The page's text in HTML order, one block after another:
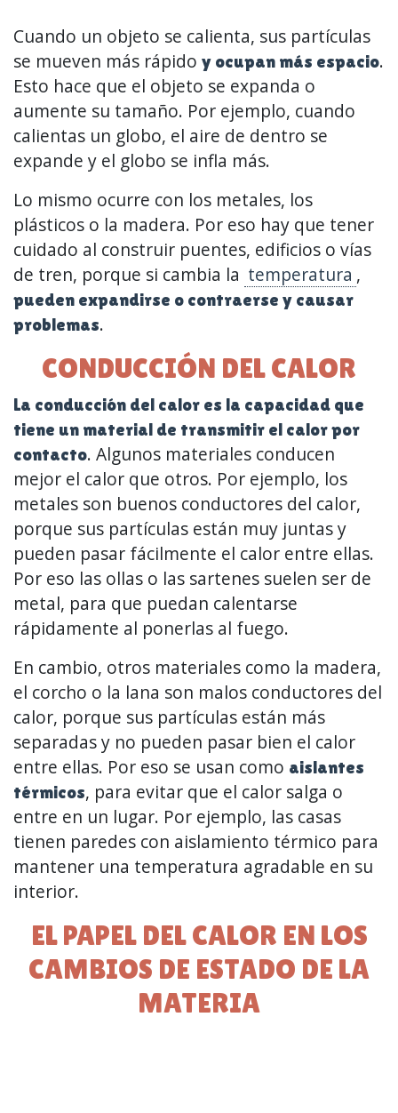
Cuando un objeto se calienta, sus partículas
se mueven más rápido y ocupan más espacio.
Esto hace que el objeto se expanda o
aumente su tamaño. Por ejemplo, cuando
calientas un globo, el aire de dentro se
expande y el globo se infla más.
Lo mismo ocurre con los metales, los
plásticos o la madera. Por eso hay que tener
cuidado al construir puentes, edificios o vías
de tren, porque si cambia la temperatura ,
pueden expandirse o contraerse y causar
problemas.
CONDUCCIÓN DEL CALOR
La conducción del calor es la capacidad que
tiene un material de transmitir el calor por
contacto. Algunos materiales conducen
mejor el calor que otros. Por ejemplo, los
metales son buenos conductores del calor,
porque sus partículas están muy juntas y
pueden pasar fácilmente el calor entre ellas.
Por eso las ollas o las sartenes suelen ser de
metal, para que puedan calentarse
rápidamente al ponerlas al fuego.
En cambio, otros materiales como la madera,
el corcho o la lana son malos conductores del
calor, porque sus partículas están más
separadas y no pueden pasar bien el calor
entre ellas. Por eso se usan como aislantes
térmicos, para evitar que el calor salga o
entre en un lugar. Por ejemplo, las casas
tienen paredes con aislamiento térmico para
mantener una temperatura agradable en su
interior.
EL PAPEL DEL CALOR EN LOS
CAMBIOS DE ESTADO DE LA
MATERIA